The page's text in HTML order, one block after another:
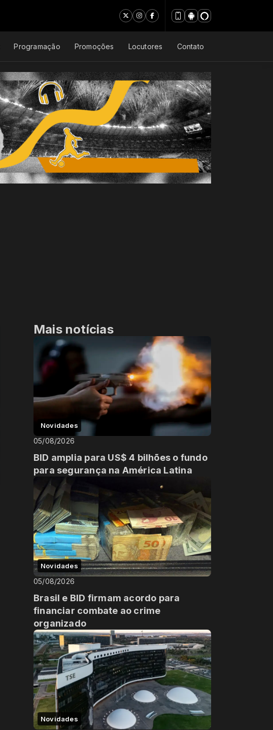
Programação Promoções Locutores Contato
Mais notícias
Novidades
05/08/2026
BID amplia para US$ 4 bilhões o fundo
para segurança na América Latina
Novidades
05/08/2026
Brasil e BID firmam acordo para
financiar combate ao crime
organizado
Novidades